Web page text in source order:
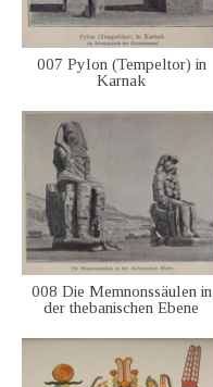
007 Pylon (Tempeltor) in
Karnak
008 Die Memnonssäulen in
der thebanischen Ebene